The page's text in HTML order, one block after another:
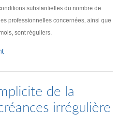
substantielles du nombre de
professionnelles concernées, ainsi que
sont réguliers.
de la
irrégulière